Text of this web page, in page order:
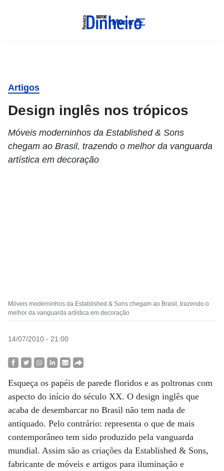
Menu
Artigos
Design inglês nos trópicos
Móveis moderninhos da Established & Sons
chegam ao Brasil, trazendo o melhor da vanguarda
artística em decoração
Móveis moderninhos da Established & Sons chegam ao Brasil, trazendo o
melhor da vanguarda artística em decoração
14/07/2010 - 21:00
Esqueça os papéis de parede floridos e as poltronas com
aspecto do início do século XX. O design inglês que
acaba de desembarcar no Brasil não tem nada de
antiquado. Pelo contrário: representa o que de mais
contemporâneo tem sido produzido pela vanguarda
mundial. Assim são as criações da Established & Sons,
fabricante de móveis e artigos para iluminação e